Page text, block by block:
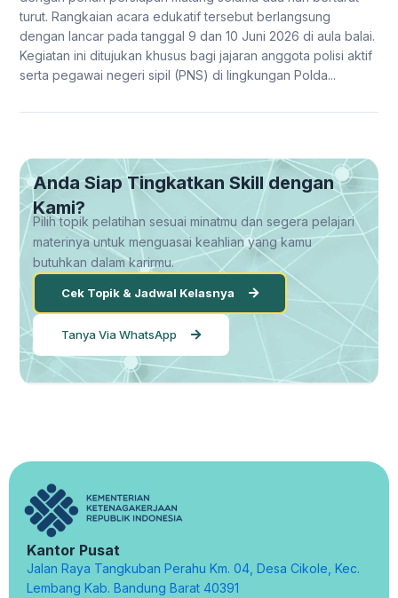
turut. Rangkaian acara edukatif tersebut berlangsung
dengan lancar pada tanggal 9 dan 10 Juni 2026 di aula balai.
Kegiatan ini ditujukan khusus bagi jajaran anggota polisi aktif
serta pegawai negeri sipil (PNS) di lingkungan Polda...
Anda Siap Tingkatkan Skill dengan
Kami?
Pilih topik pelatihan sesuai minatmu dan segera pelajari
materinya untuk menguasai keahlian yang kamu
butuhkan dalam karirmu.
Cek Topik & Jadwal Kelasnya
Tanya Via WhatsApp
Kantor Pusat
Jalan Raya Tangkuban Perahu Km. 04, Desa Cikole, Kec.
Lembang Kab. Bandung Barat 40391